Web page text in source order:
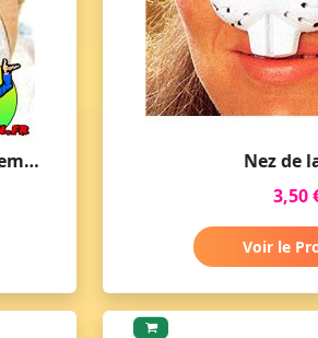
Nez de clown rouge pour déguisement
Nez de
3,50
Voir le